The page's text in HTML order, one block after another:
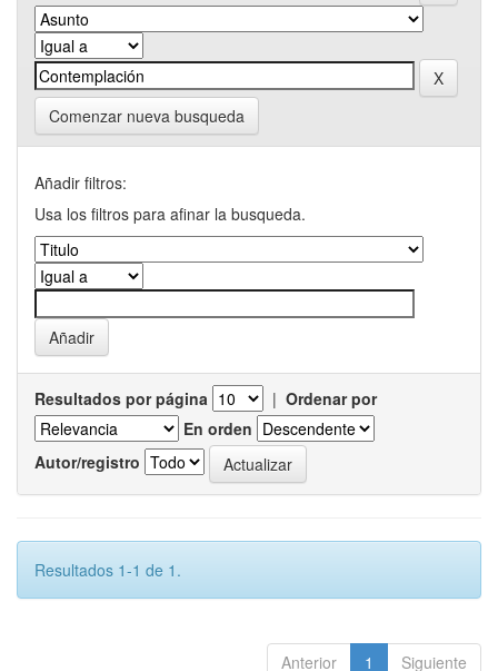
Comenzar nueva busqueda
Añadir filtros:
Usa los filtros para afinar la busqueda.
Resultados por página | Ordenar por
En orden
Autor/registro
Resultados 1-1 de 1.
Anterior 1 Siguiente